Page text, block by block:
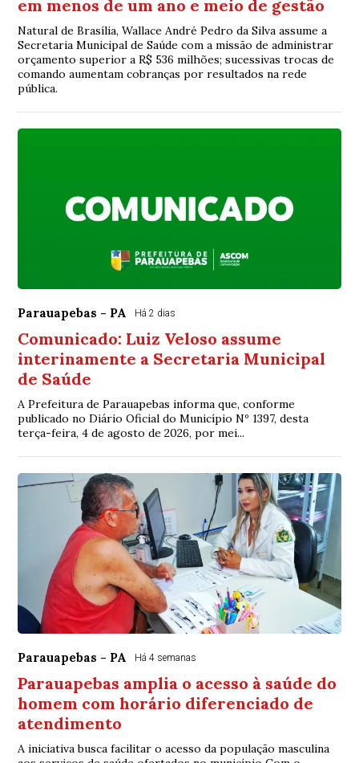
em menos de um ano e meio de gestão
Natural de Brasília, Wallace André Pedro da Silva assume a
Secretaria Municipal de Saúde com a missão de administrar
orçamento superior a R$ 536 milhões; sucessivas trocas de
comando aumentam cobranças por resultados na rede
pública.
Parauapebas - PA Há 2 dias
Comunicado: Luiz Veloso assume
interinamente a Secretaria Municipal
de Saúde
A Prefeitura de Parauapebas informa que, conforme
publicado no Diário Oficial do Município Nº 1397, desta
terça-feira, 4 de agosto de 2026, por mei...
Parauapebas - PA Há 4 semanas
Parauapebas amplia o acesso à saúde do
homem com horário diferenciado de
atendimento
A iniciativa busca facilitar o acesso da população masculina